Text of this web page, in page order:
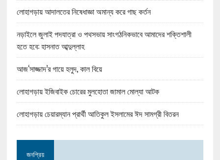
লোহাগড়ায় আদালতের নিষেধাজ্ঞা অমান্য করে গাছ কর্তন
নড়াইলে জুলাই পদযাত্রা ও পথসভায় সাংগঠনিকভাবে আমাদের শক্তিশালী
হতে হবে: হাসনাত আব্দুল্লাহ
আজ‘সাজ্জাদ’র গায়ে হলুদ, কাল বিয়ে
লোহাগড়ায় ইজিবাইক চোরের মুলহোতা জামাল মোল্যা আটক
লোহাগড়ায় চেয়ারম্যান প্রার্থী আতিকুল ইসলামের ঈদ সামগ্রী বিতরন
জনপ্রিয়